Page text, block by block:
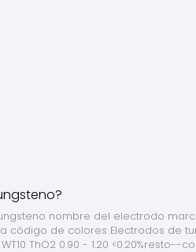
nombre del electrodo
código de colores Electrodos de
ThO2 0.90 - 1.20